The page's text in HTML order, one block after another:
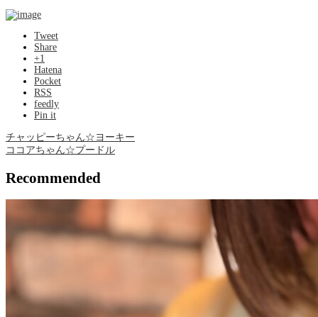
Tweet
Share
+1
Hatena
Pocket
RSS
feedly
Pin it
チャッピーちゃん☆ヨーキー
ココアちゃん☆プードル
Recommended